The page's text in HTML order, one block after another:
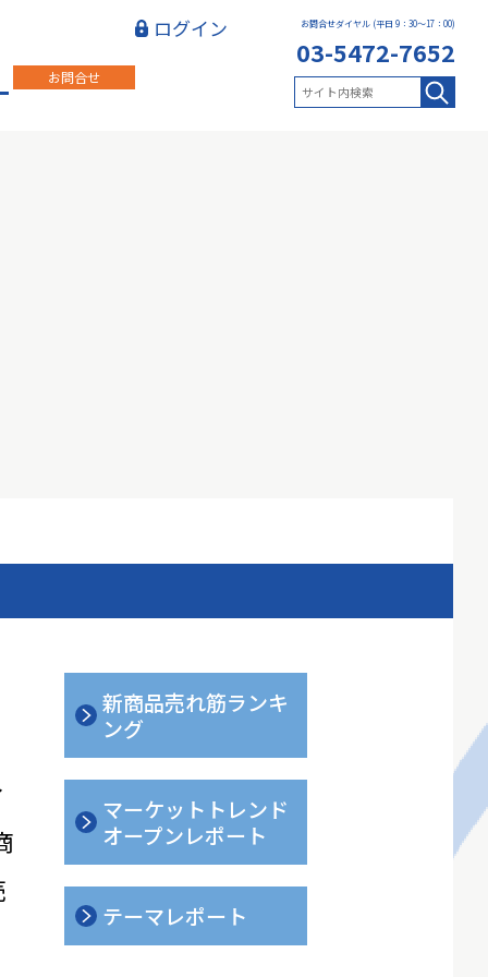
お問合せ
お問合せダイヤル (平日 9：30～17：00)
03-5472-7652
ログイン
新商品売れ筋ランキ
ング
マーケットトレンド
オープンレポート
テーマレポート